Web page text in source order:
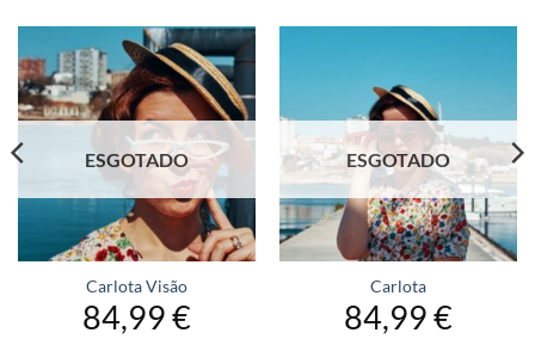
ESGOTADO
Carlota Visão
84,99€
ESGOTADO
Carlota
84,99€